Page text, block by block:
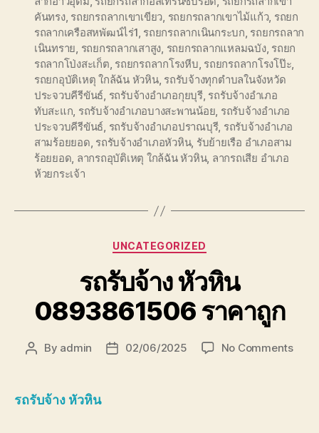
คันทรง, รถยกรถลากเขาเขียว, รถยกรถลากเขาไม้แก้ว, รถยก
รถลากเครือสหพัฒน์ไร่1, รถยกรถลากเนินกระบก, รถยกรถลาก
เนินทราย, รถยกรถลากเสาสูง, รถยกรถลากแหลมฉบัง, รถยก
รถลากโป่งสะเก็ต, รถยกรถลากโรงหีบ, รถยกรถลากโรงโป๊ะ,
รถยกอุบัติเหตุ ใกล้ฉัน หัวหิน, รถรับจ้างทุกตำบลในจังหวัด
ประจวบคีรีขันธ์, รถรับจ้างอำเภอกุยบุรี, รถรับจ้างอำเภอ
ทับสะแก, รถรับจ้างอำเภอบางสะพานน้อย, รถรับจ้างอำเภอ
ประจวบคีรีขันธ์, รถรับจ้างอำเภอปราณบุรี, รถรับจ้างอำเภอ
สามร้อยยอด, รถรับจ้างอำเภอหัวหิน, รับย้ายเรือ อำเภอสาม
ร้อยยอด, ลากรถอุบัติเหตุ ใกล้ฉัน หัวหิน, ลากรถเสีย อำเภอ
ห้วยกระเจ้า
Categories
UNCATEGORIZED
รถรับจ้าง หัวหิน
0893861506 ราคาถูก
Post
By admin
Post02/06/2025 No Commentson
รถรับจ้าง หัวหิน